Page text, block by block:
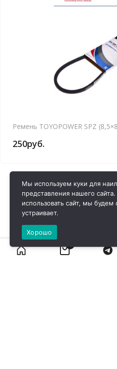
Ремень TOYOPOWER SPZ
250руб.
Мы используем куки для
представления нашего
использовать сайт, мы будем
устраивает.
Хорошо